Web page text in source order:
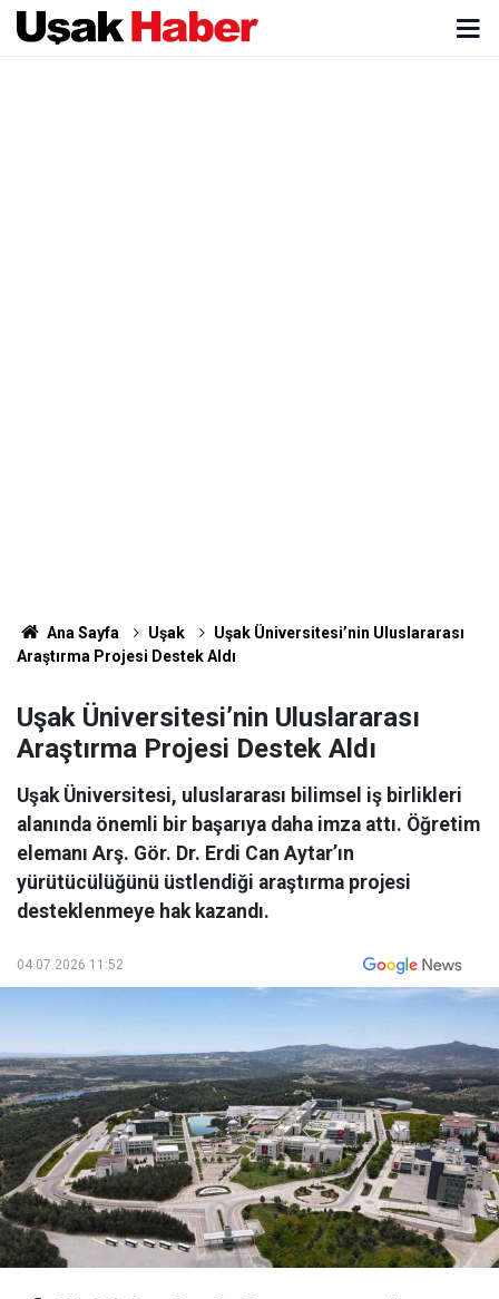
Ana Sayfa Uşak
Uşak Üniversitesi’nin Uluslararası
Araştırma Projesi Destek Aldı
Uşak Üniversitesi’nin Uluslararası
Araştırma Projesi Destek Aldı
Uşak Üniversitesi, uluslararası bilimsel iş birlikleri
alanında önemli bir başarıya daha imza attı. Öğretim
elemanı Arş. Gör. Dr. Erdi Can Aytar’ın
yürütücülüğünü üstlendiği araştırma projesi
desteklenmeye hak kazandı.
04.07.2026 11:52